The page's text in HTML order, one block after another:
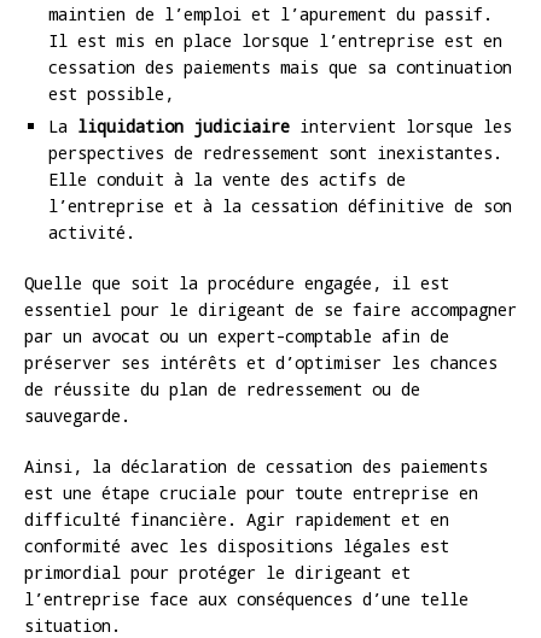
maintien de l’emploi et l’apurement du passif.
Il est mis en place lorsque l’entreprise est en
cessation des paiements mais que sa continuation
est possible,
La liquidation judiciaire intervient lorsque les
perspectives de redressement sont inexistantes.
Elle conduit à la vente des actifs de
l’entreprise et à la cessation définitive de son
activité.
Quelle que soit la procédure engagée, il est
essentiel pour le dirigeant de se faire accompagner
par un avocat ou un expert-comptable afin de
préserver ses intérêts et d’optimiser les chances
de réussite du plan de redressement ou de
sauvegarde.
Ainsi, la déclaration de cessation des paiements
est une étape cruciale pour toute entreprise en
difficulté financière. Agir rapidement et en
conformité avec les dispositions légales est
primordial pour protéger le dirigeant et
l’entreprise face aux conséquences d’une telle
situation.